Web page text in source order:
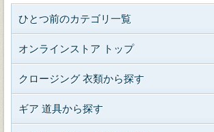
ひとつ前のカテゴリ一覧
オンラインストア トップ
クロージング 衣類から探す
ギア 道具から探す